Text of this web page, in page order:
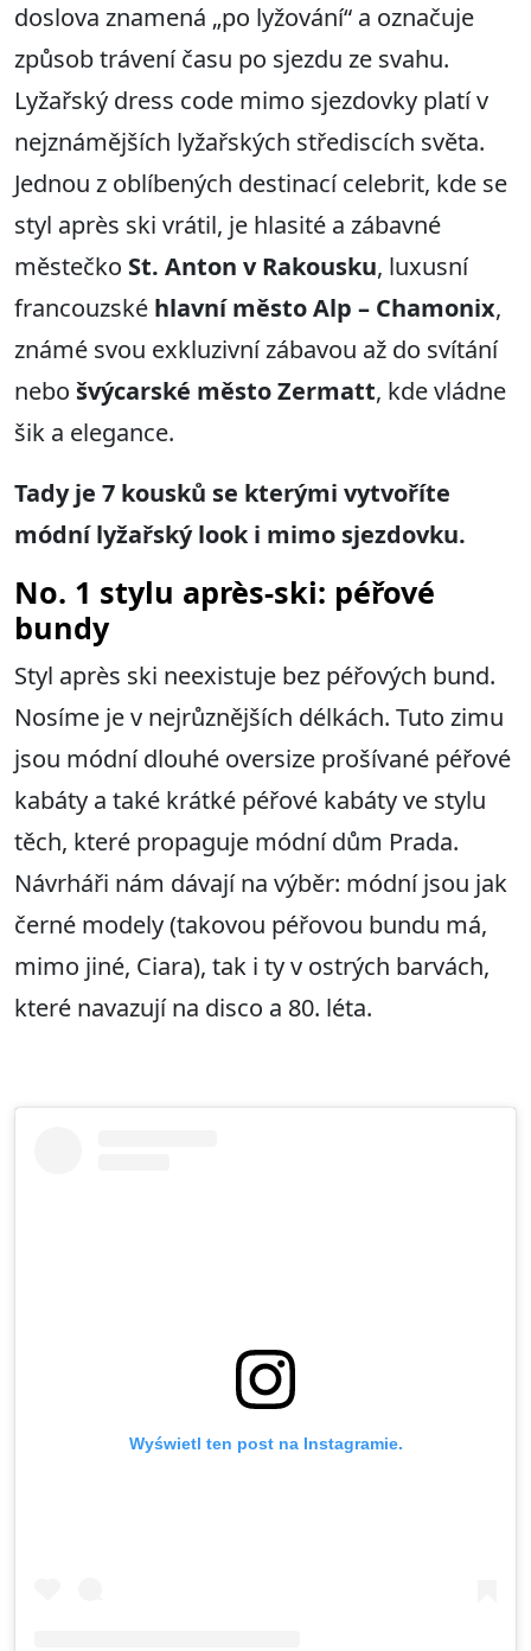
doslova znamená „po lyžování“ a označuje
způsob trávení času po sjezdu ze svahu.
Lyžařský dress code mimo sjezdovky platí v
nejznámějších lyžařských střediscích světa.
Jednou z oblíbených destinací celebrit, kde se
styl après ski vrátil, je hlasité a zábavné
městečko St. Anton v Rakousku, luxusní
francouzské hlavní město Alp – Chamonix,
známé svou exkluzivní zábavou až do svítání
nebo švýcarské město Zermatt, kde vládne
šik a elegance.
Tady je 7 kousků se kterými vytvoříte
módní lyžařský look i mimo sjezdovku.
No. 1 stylu après-ski: péřové
bundy
Styl après ski neexistuje bez péřových bund.
Nosíme je v nejrůznějších délkách. Tuto zimu
jsou módní dlouhé oversize prošívané péřové
kabáty a také krátké péřové kabáty ve stylu
těch, které propaguje módní dům Prada.
Návrháři nám dávají na výběr: módní jsou jak
černé modely (takovou péřovou bundu má,
mimo jiné, Ciara), tak i ty v ostrých barvách,
které navazují na disco a 80. léta.
Wyświetl ten post na Instagramie.